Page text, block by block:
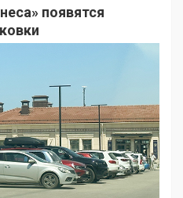
появятся